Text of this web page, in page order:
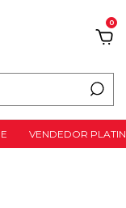
0
VENDEDOR